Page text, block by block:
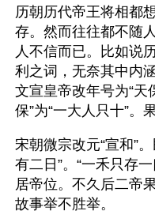
历朝历代帝王将相都
存。然而往往都不随
人不信而已。比如说
利之词，无奈其中内
文宣皇帝改年号为“天
保”为“一大人只十”。
宋朝微宗改元“宣和”
有二日”。“一禾只存
居帝位。不久后二帝
故事举不胜举。